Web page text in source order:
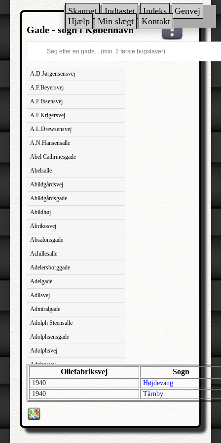
Skannet Indtastet Indeks
Genvej
Hjælp
Min slægt Kontakt
Gade - sogn i København
A.D.Jørgensensvej
A.F.Beyersvej
A.F.Ibsensvej
A.F.Krigersvej
A.L.Drewsensvej
A.N.Hansensalle
Abel Cathrinesgade
Abelsalle
Abildgårdsvej
Abildgårdsgade
Abildhøj
Abrikosvej
Absalonsgade
Achillesalle
Adelersborggade
Adelgade
Adilsvej
Admiralgade
Adolph Steensalle
Adolphsensgade
Adolphsvej
Adriansvej
Aftenbakken
Agavevej
Agerlandsvej
Agermosen
Agerskovvej
Oliefabriksvej Sogn
1940
Højdevang
1940
Tårnby